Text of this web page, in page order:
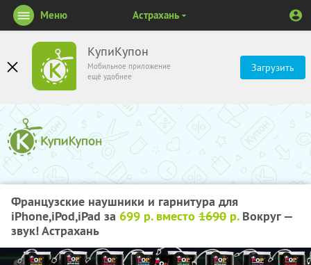
КупиКупон
Мобильное приложение
ещё удобнее
Загрузить
Меню Астрахань
Французские наушники и гарнитура для
iPhone,iPod,iPad за 699 р. вместо 1690 р.Вокруг —
звук! Астрахань